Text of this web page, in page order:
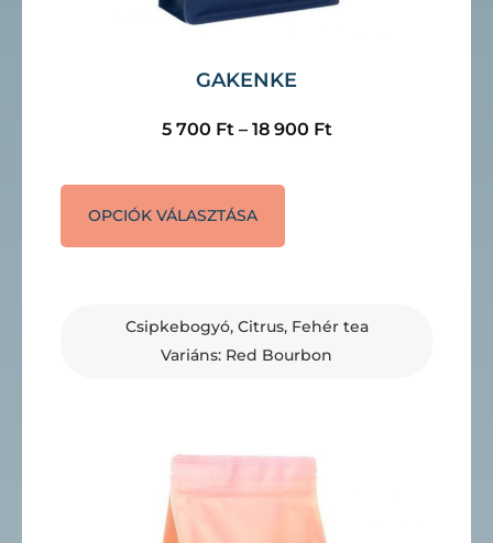
GAKENKE
5 700 Ft – 18 900 Ft
OPCIÓK VÁLASZTÁSA
Csipkebogyó, Citrus, Fehér tea
Variáns: Red Bourbon